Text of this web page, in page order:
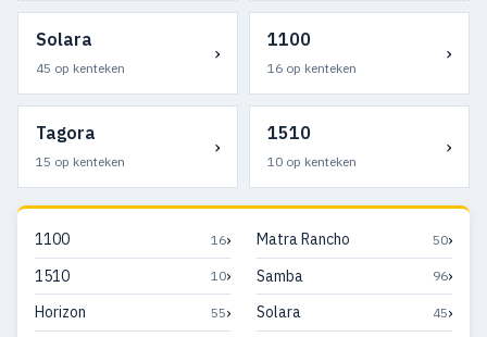
Solara
45 op kenteken
›
1100
16 op kenteken
›
Tagora
15 op kenteken
›
1510
10 op kenteken
›
1100 16›
1510 10›
Horizon 55›
Matra Rancho 50›
Samba 96›
Solara 45›